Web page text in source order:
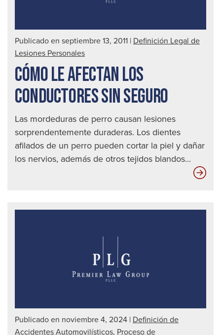
Publicado en septiembre 13, 2011 | Definición Legal de
Lesiones Personales
CÓMO LE AFECTAN LOS
CONDUCTORES SIN SEGURO
Las mordeduras de perro causan lesiones
sorprendentemente duraderas. Los dientes
afilados de un perro pueden cortar la piel y dañar
los nervios, además de otros tejidos blandos...
los
Publicado en noviembre 4, 2024 | Definición de
Accidentes Automovilísticos, Proceso de